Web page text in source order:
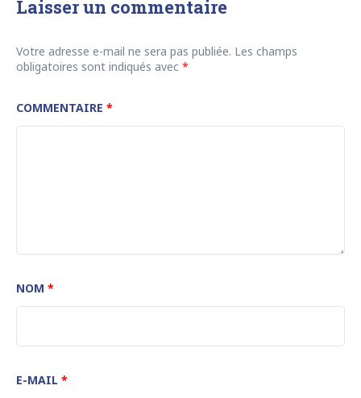
Laisser un commentaire
Votre adresse e-mail ne sera pas publiée. Les champs
obligatoires sont indiqués avec *
COMMENTAIRE *
NOM *
E-MAIL *